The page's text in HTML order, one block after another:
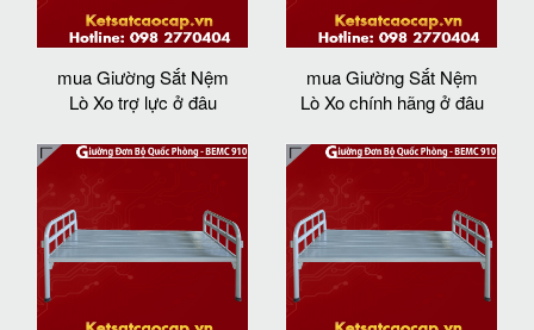
mua Giường Sắt Nệm
Lò Xo trợ lực ở đâu
mua Giường Sắt Nệm
Lò Xo chính hãng ở đâu